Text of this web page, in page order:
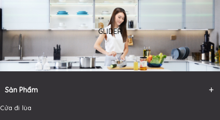
GLIDER
Sản Phẩm
Cửa đi lùa